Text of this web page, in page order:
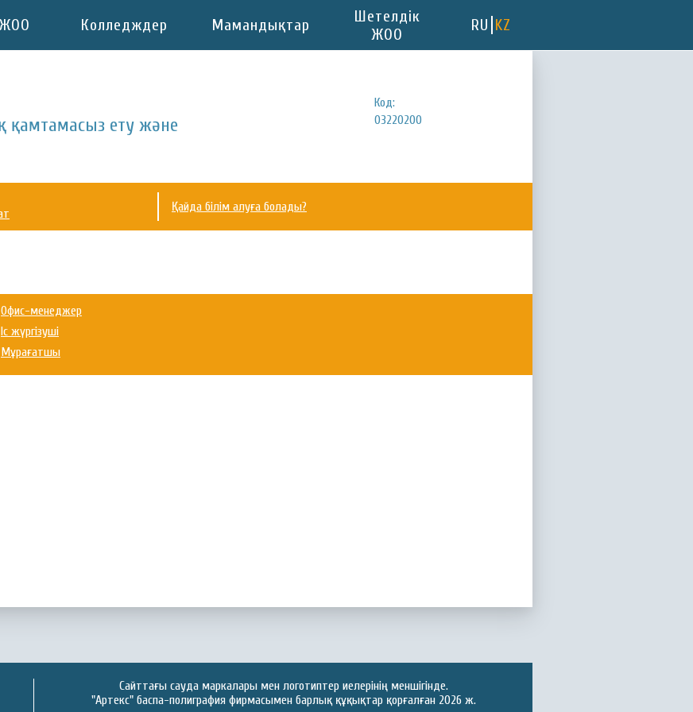
Колледждер Мамандықтар
Шетелдік
ЖОО
RU KZ
қамтамасыз ету және
Код:
03220200
Қайда білім алуға болады?
Офис-менеджер
Іс жүргізуші
Мұрағатшы
Сайттағы сауда маркалары мен логотиптер иелерінің меншігінде.
"Артекс" баспа-полиграфия фирмасымен барлық құқықтар қорғалған 2026 ж.